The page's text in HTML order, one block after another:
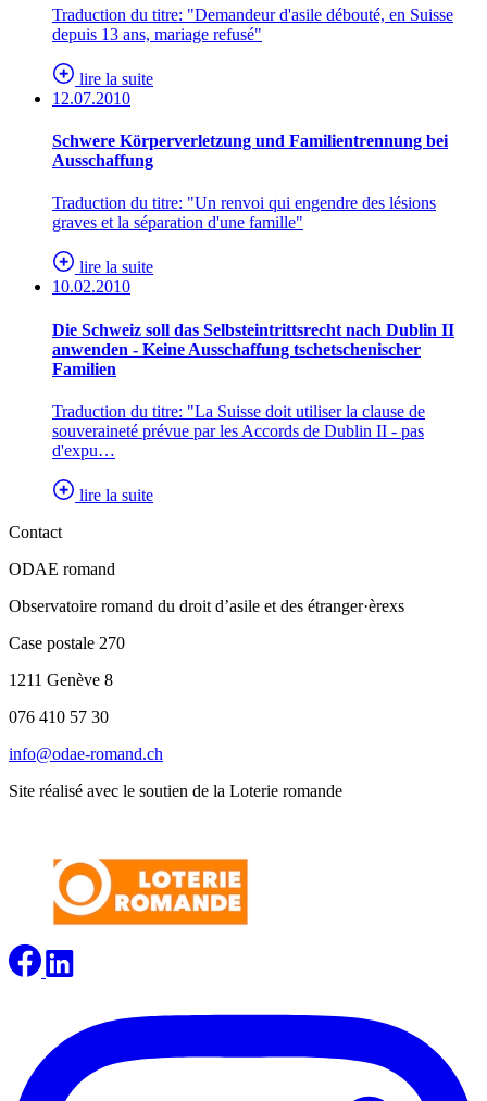
Traduction du titre: "Demandeur d'asile débouté, en Suisse
depuis 13 ans, mariage refusé"
lire la suite
12.07.2010
Schwere Körperverletzung und Familientrennung bei
Ausschaffung
Traduction du titre: "Un renvoi qui engendre des lésions
graves et la séparation d'une famille"
lire la suite
10.02.2010
Die Schweiz soll das Selbsteintrittsrecht nach Dublin II
anwenden - Keine Ausschaffung tschetschenischer
Familien
Traduction du titre: "La Suisse doit utiliser la clause de
souveraineté prévue par les Accords de Dublin II - pas
d'expu…
lire la suite
Contact
ODAE romand
Observatoire romand du droit d’asile et des étranger·èrexs
Case postale 270
1211 Genève 8
076 410 57 30
info@odae-romand.ch
Site réalisé avec le soutien de la Loterie romande